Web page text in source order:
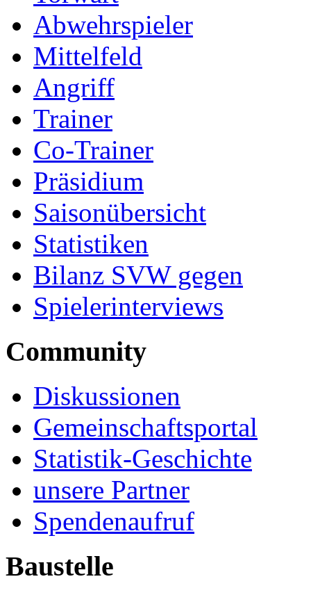
Abwehrspieler
Mittelfeld
Angriff
Trainer
Co-Trainer
Präsidium
Saisonübersicht
Statistiken
Bilanz SVW gegen
Spielerinterviews
Community
Diskussionen
Gemeinschaftsportal
Statistik-Geschichte
unsere Partner
Spendenaufruf
Baustelle